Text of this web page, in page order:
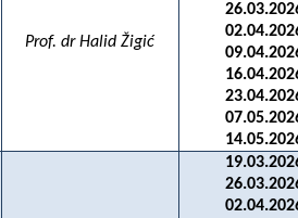
Prof. dr Halid Žigić